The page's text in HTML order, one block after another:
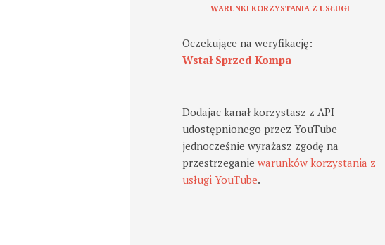
WARUNKI KORZYSTANIA Z USŁUGI
Oczekujące na weryfikację:
Wstał Sprzed Kompa
Dodajac kanał korzystasz z API
udostępnionego przez YouTube
jednocześnie wyrażasz zgodę na
przestrzeganiewarunków korzystania z
usługi YouTube.